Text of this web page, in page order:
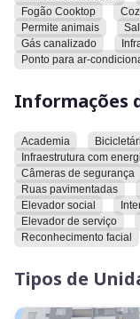
Fogão Cooktop
Permite animais
Gás canalizado
Ponto para ar-
Informações
Academia
Infraestrutura com
Câmeras de segurança
Ruas pavimentadas
Elevador social
Elevador de serviço
Reconhecimento facial
Tipos de